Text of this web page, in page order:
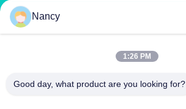
De Meststoffenproductielijn van BB
De dubbele Granulator van de Rolmeststof
NEEM CONTACT MET ONS OP
Nancy
1:26 PM
Good day, what product are you looking for?